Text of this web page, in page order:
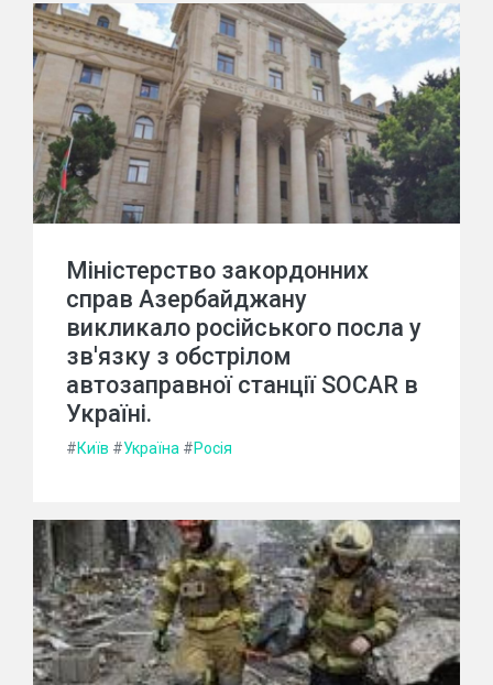
Міністерство закордонних
справ Азербайджану
викликало російського посла у
зв'язку з обстрілом
автозаправної станції SOCAR в
Україні.
#Київ #Україна #Росія